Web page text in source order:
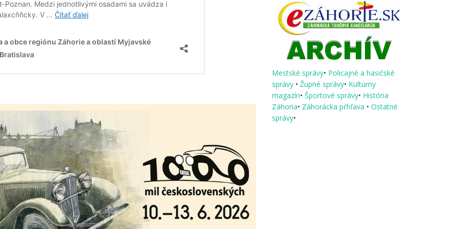
Mestské správy• Policajné a hasičské
správy • Župné správy• Kultúrny
magazín• Športové správy• História
Záhoria• Záhorácka pŕhľava • Ostatné
správy•